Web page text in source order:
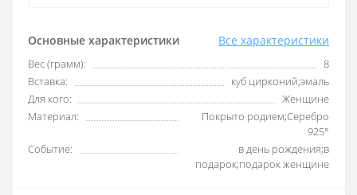
Основные характеристики Все характеристики
Вес (грамм):
8
Вставка:
куб цирконий;эмаль
Для кого:
Женщине
Материал:
Покрыто родием;Серебро
925°
Событие:
в день рождения;в
подарок;подарок женщине